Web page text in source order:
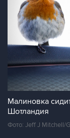
Малиновка
Шотландия
Фото: Jeff J Mitchell/